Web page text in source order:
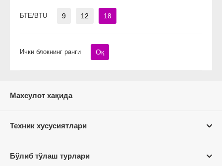
БТЕ/BTU 9 12 18
Ички блокнинг ранги Оқ
Махсулот хақида
Техник хусусиятлари
Бўлиб тўлаш турлари